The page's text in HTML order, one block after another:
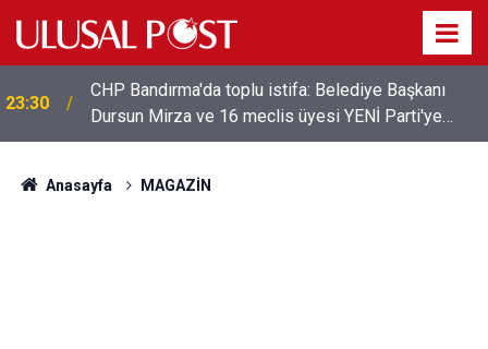
23:30
CHP Bandırma'da toplu istifa: Belediye Başkanı
Dursun Mirza ve 16 meclis üyesi YENİ Parti'ye
katıldı
Anasayfa MAGAZİN